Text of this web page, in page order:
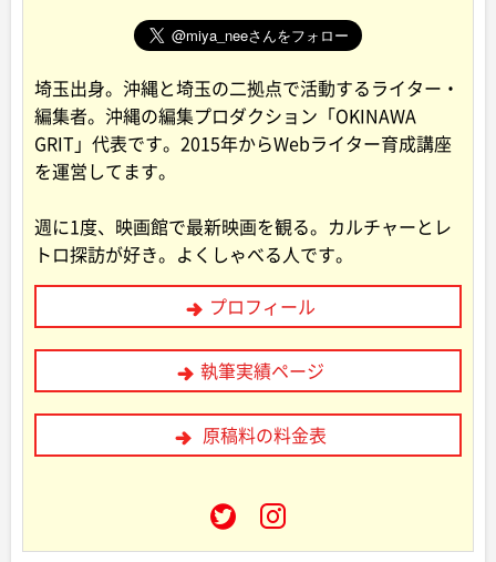
埼玉出身。沖縄と埼玉の二拠点で活動するライター・
編集者。沖縄の編集プロダクション「OKINAWA
GRIT」代表です。2015年からWebライター育成講座
を運営してます。
週に1度、映画館で最新映画を観る。カルチャーとレ
トロ探訪が好き。よくしゃべる人です。
プロフィール
執筆実績ページ
原稿料の料金表